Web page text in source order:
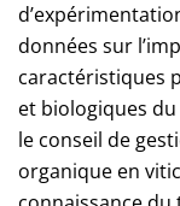
données sur
caractéristiques
et biologiques du
le conseil de
organique en